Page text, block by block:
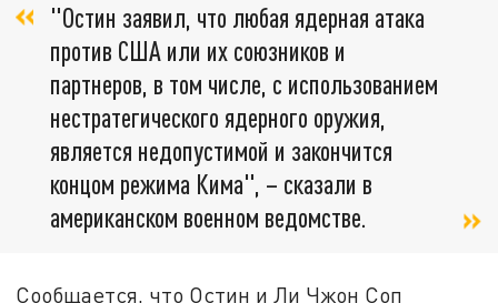
"Остин заявил, что любая ядерная атака
против США или их союзников и
партнеров, в том числе, с использованием
нестратегического ядерного оружия,
является недопустимой и закончится
концом режима Кима", – сказали в
американском военном ведомстве.
Сообщается, что Остин и Ли Чжон Соп